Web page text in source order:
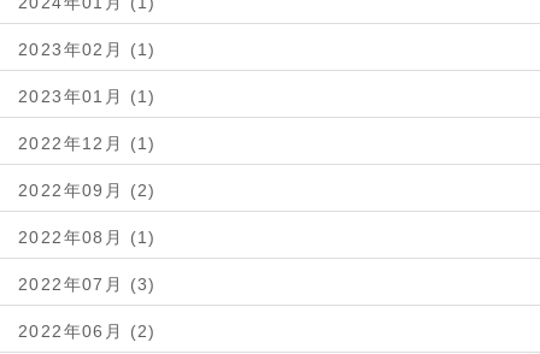
2023年02月 (1)
2023年01月 (1)
2022年12月 (1)
2022年09月 (2)
2022年08月 (1)
2022年07月 (3)
2022年06月 (2)